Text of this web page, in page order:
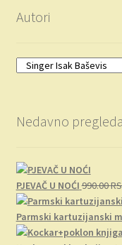
Autori
Nedavno
PJEVAČ U NOĆI 990.00
Parmski kartuzijanski